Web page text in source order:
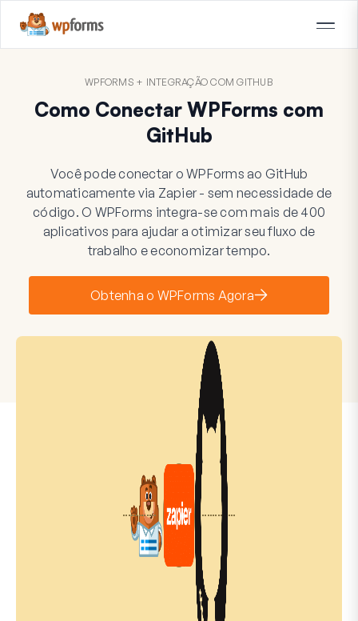
WPFORMS + INTEGRAÇÃO COM GITHUB
Como Conectar WPForms com
GitHub
Você pode conectar o WPForms ao GitHub
automaticamente via Zapier - sem necessidade de
código. O WPForms integra-se com mais de 400
aplicativos para ajudar a otimizar seu fluxo de
trabalho e economizar tempo.
Obtenha o WPForms Agora